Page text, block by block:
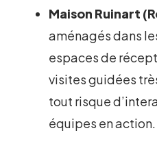
Maison Ruinart
aménagés dans
espaces de
visites guidées
tout risque
équipes en action.